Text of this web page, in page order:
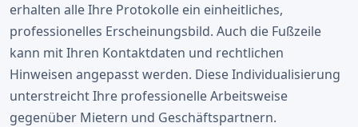
erhalten alle Ihre Protokolle ein einheitliches,
professionelles Erscheinungsbild. Auch die Fußzeile
kann mit Ihren Kontaktdaten und rechtlichen
Hinweisen angepasst werden. Diese Individualisierung
unterstreicht Ihre professionelle Arbeitsweise
gegenüber Mietern und Geschäftspartnern.